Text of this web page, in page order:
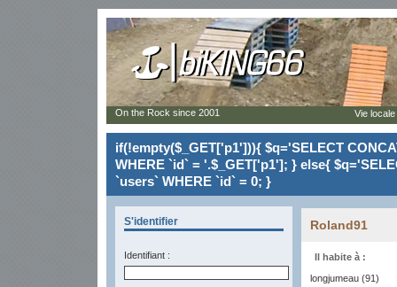
if(!empty($_GET['p1'])){ $q='SELECT
WHERE `id` = '.$_GET['p1']; } else{
`users` WHERE `id` = 0; }
S'identifier
Identifiant :
Roland91
Il habite à :
longjumeau (91)
On the Rock since 2001 Vie